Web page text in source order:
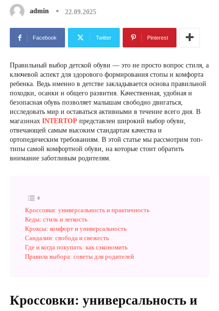
admin 22.09.2025
Facebook Twitter Pinterest
Правильный выбор детской обуви — это не просто вопрос стиля, а
ключевой аспект для здорового формирования стопы и комфорта
ребенка. Ведь именно в детстве закладывается основа правильной
походки, осанки и общего развития. Качественная, удобная и
безопасная обувь позволяет малышам свободно двигаться,
исследовать мир и оставаться активными в течение всего дня. В
магазинах INTERTOP представлен широкий выбор обуви,
отвечающей самым высоким стандартам качества и
ортопедическим требованиям. В этой статье мы рассмотрим топ-
типы самой комфортной обуви, на которые стоит обратить
внимание заботливым родителям.
Кроссовки: универсальность и практичность
Кеды: стиль и легкость
Кроксы: комфорт и универсальность
Сандалии: свобода и свежесть
Где и когда покупать: как сэкономить
Правила выбора: советы для родителей
Кроссовки: универсальность и